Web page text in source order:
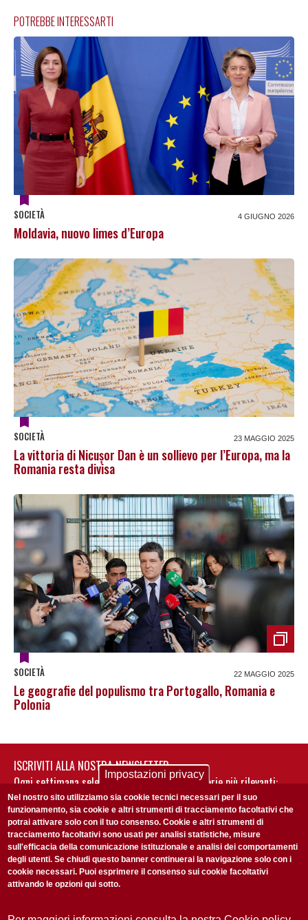
POTREBBE INTERESSARTI
SOCIETÀ 4 GIUGNO 2026
Moldavia, nuovo limes d’Europa
SOCIETÀ 23 MAGGIO 2025
La vittoria di Nicușor Dan è un sollievo per l’Europa, ma la
Romania resta divisa
SOCIETÀ 22 MAGGIO 2025
Le geografie del populismo tra Portogallo, Romania e
Polonia
ISCRIVITI ALLA NOSTRA NEWSLETTER
Ogni settimana selezioniamo per te nostre storie più rilevanti:
non perderti gli aggiornamenti della nostra newsletter
Accetto laPrivacy Policy
Impostazioni privacy
Nel nostro sito utilizziamo sia cookie tecnici necessari per il suo
funzionamento, sia cookie e altri strumenti di tracciamento facoltativi che
potrai attivare solo con il tuo consenso. Cookie e altri strumenti di
tracciamento facoltativi sono usati per analisi statistiche, misure
sull'efficacia della comunicazione istituzionale e analisi dei comportamenti
degli utenti. Se chiudi questo banner continuerai la navigazione solo con i
cookie necessari. Puoi esprimere il consenso sui cookie facoltativi
attivando le opzioni qui sotto.